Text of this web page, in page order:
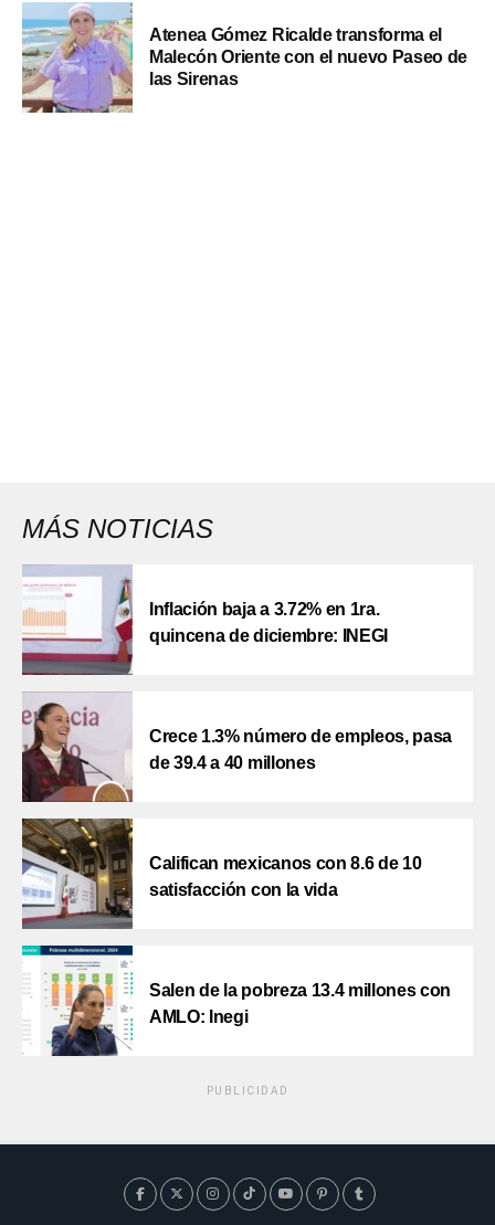
Atenea Gómez Ricalde transforma el
Malecón Oriente con el nuevo Paseo de
las Sirenas
MÁS NOTICIAS
Inflación baja a 3.72% en 1ra.
quincena de diciembre: INEGI
Crece 1.3% número de empleos, pasa
de 39.4 a 40 millones
Califican mexicanos con 8.6 de 10
satisfacción con la vida
Salen de la pobreza 13.4 millones con
AMLO: Inegi
PUBLICIDAD